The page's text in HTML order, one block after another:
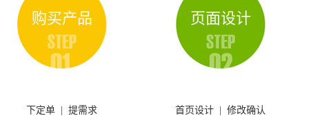
购买产品
下定单 | 提需求
页面设计
首页设计 | 修改确认